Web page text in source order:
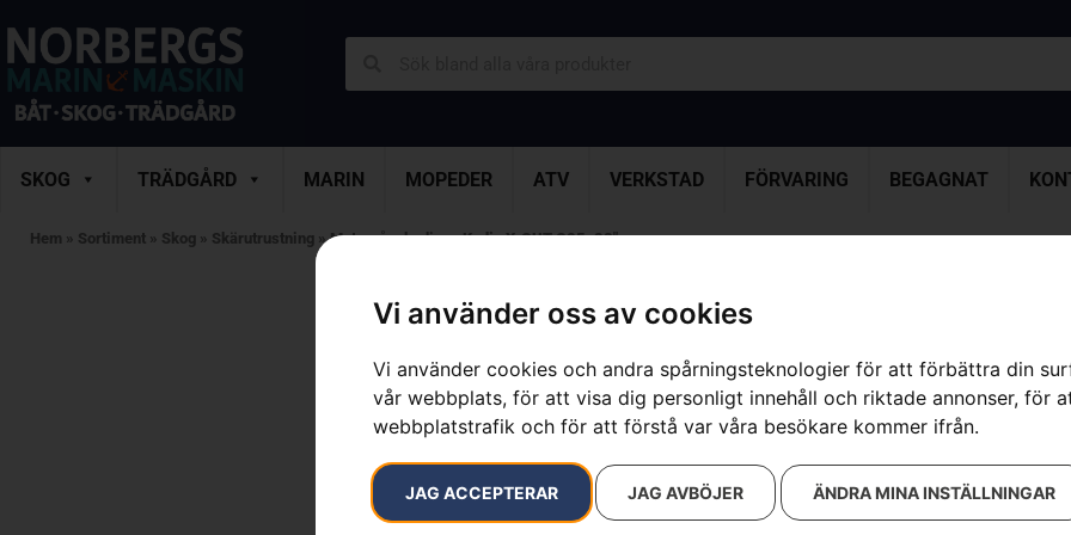
Vi använder oss av cookies
Vi använder cookies och andra spårningsteknologier för att förbättra din
vår webbplats, för att visa dig personligt innehåll och riktade annonser, för
webbplatstrafik och för att förstå var våra besökare kommer ifrån.
JAG ACCEPTERAR JAG AVBÖJER ÄNDRA MINA INSTÄLLNINGAR
SKOG TRÄDGÅRD MARIN MOPEDER ATV VERKSTAD FÖRVARING BEGAGNAT
Hem » Sortiment » Skog » Skärutrustning »Motorsågskedjor»Kedja X-CUT C85, 28″
Artikelnummer:
581626692
Kategorier:
Varumärke: Husqvarna
549kr